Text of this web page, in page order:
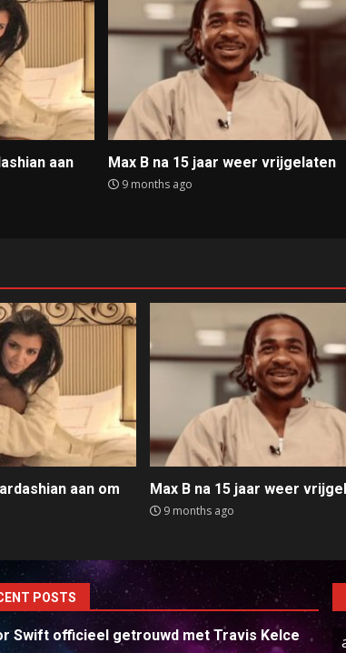
aan
Max B na 15 jaar weer vrijgelaten
9 months ago
aan om
Max B na 15 jaar weer
9 months ago
POSTS
Swift officieel getrouwd met Travis Kelce